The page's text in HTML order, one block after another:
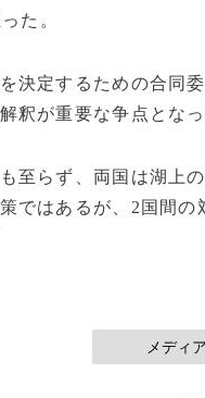
た。
決定するための合同
釈が重要な争点となっ
至らず、両国は湖上
ではあるが、2国間の
メディ